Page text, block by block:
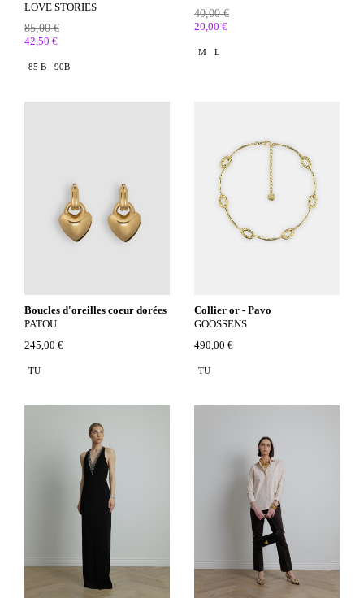
LOVE STORIES
85,00 €
42,50 €
85 B 90B
40,00 €
20,00 €
M L
Boucles d'oreilles coeur dorées
PATOU
245,00 €
TU
Collier or - Pavo
GOOSSENS
490,00 €
TU